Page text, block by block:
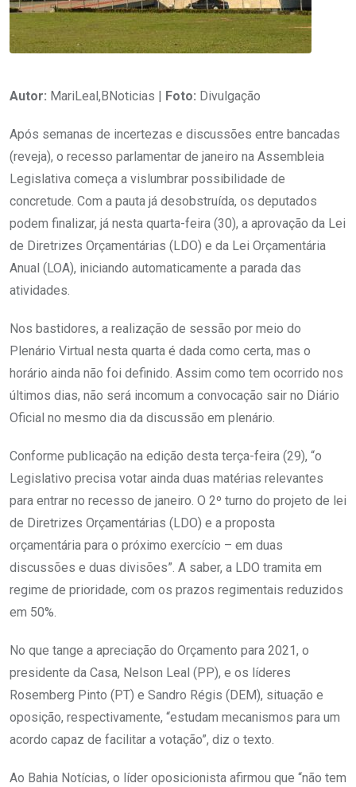
Autor: MariLeal,BNoticias | Foto: Divulgação
Após semanas de incertezas e discussões entre bancadas
(reveja), o recesso parlamentar de janeiro na Assembleia
Legislativa começa a vislumbrar possibilidade de
concretude. Com a pauta já desobstruída, os deputados
podem finalizar, já nesta quarta-feira (30), a aprovação da Lei
de Diretrizes Orçamentárias (LDO) e da Lei Orçamentária
Anual (LOA), iniciando automaticamente a parada das
atividades.
Nos bastidores, a realização de sessão por meio do
Plenário Virtual nesta quarta é dada como certa, mas o
horário ainda não foi definido. Assim como tem ocorrido nos
últimos dias, não será incomum a convocação sair no Diário
Oficial no mesmo dia da discussão em plenário.
Conforme publicação na edição desta terça-feira (29), “o
Legislativo precisa votar ainda duas matérias relevantes
para entrar no recesso de janeiro. O 2º turno do projeto de lei
de Diretrizes Orçamentárias (LDO) e a proposta
orçamentária para o próximo exercício – em duas
discussões e duas divisões”. A saber, a LDO tramita em
regime de prioridade, com os prazos regimentais reduzidos
em 50%.
No que tange a apreciação do Orçamento para 2021, o
presidente da Casa, Nelson Leal (PP), e os líderes
Rosemberg Pinto (PT) e Sandro Régis (DEM), situação e
oposição, respectivamente, “estudam mecanismos para um
acordo capaz de facilitar a votação”, diz o texto.
Ao Bahia Notícias, o líder oposicionista afirmou que “não tem